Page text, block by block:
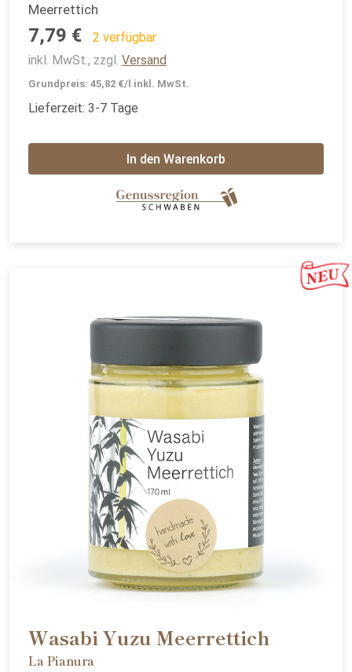
Meerrettich
7,79 €
2 verfügbar
inkl. MwSt., zzgl. Versand
Grundpreis: 45,82 €/l inkl. MwSt.
Lieferzeit: 3-7 Tage
In den Warenkorb
Wasabi Yuzu Meerrettich
La Pianura